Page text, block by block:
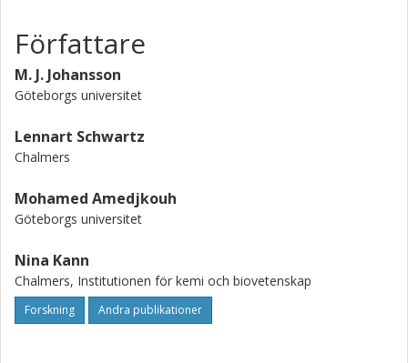
Författare
M. J. Johansson
Göteborgs universitet
Lennart Schwartz
Chalmers
Mohamed Amedjkouh
Göteborgs universitet
Nina Kann
Chalmers, Institutionen för kemi och biovetenskap
Forskning Andra publikationer